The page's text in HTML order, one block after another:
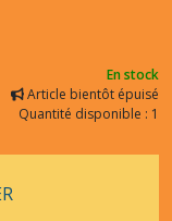
En stock
Article bientôt épuisé
Quantité disponible : 1